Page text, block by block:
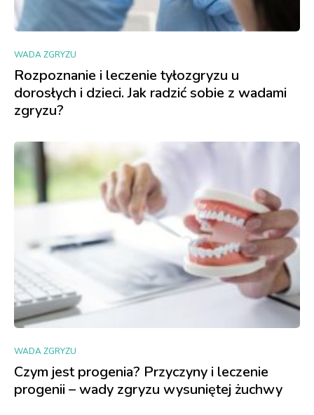
WADA ZGRYZU
Rozpoznanie i leczenie tyłozgryzu u
dorosłych i dzieci. Jak radzić sobie z wadami
zgryzu?
WADA ZGRYZU
Czym jest progenia? Przyczyny i leczenie
progenii – wady zgryzu wysuniętej żuchwy